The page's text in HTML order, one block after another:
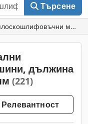
Търсене
дължина
(221)